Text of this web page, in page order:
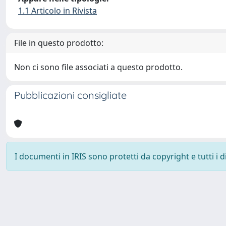
1.1 Articolo in Rivista
File in questo prodotto:
Non ci sono file associati a questo prodotto.
Pubblicazioni consigliate
I documenti in IRIS sono protetti da copyright e tutti i